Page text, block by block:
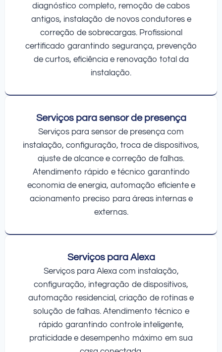
diagnóstico completo, remoção de cabos
antigos, instalação de novos condutores e
correção de sobrecargas. Profissional
certificado garantindo segurança, prevenção
de curtos, eficiência e renovação total da
instalação.
Serviços para sensor de presença
Serviços para sensor de presença com
instalação, configuração, troca de dispositivos,
ajuste de alcance e correção de falhas.
Atendimento rápido e técnico garantindo
economia de energia, automação eficiente e
acionamento preciso para áreas internas e
externas.
Serviços para Alexa
Serviços para Alexa com instalação,
configuração, integração de dispositivos,
automação residencial, criação de rotinas e
solução de falhas. Atendimento técnico e
rápido garantindo controle inteligente,
praticidade e desempenho máximo em sua